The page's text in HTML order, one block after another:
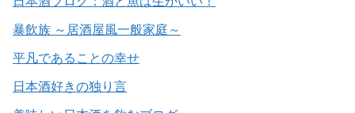
暴飲族 ～居酒屋風一般家庭～
平凡であることの幸せ
日本酒好きの独り言